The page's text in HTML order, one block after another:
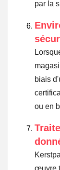
par la
biais
ou en